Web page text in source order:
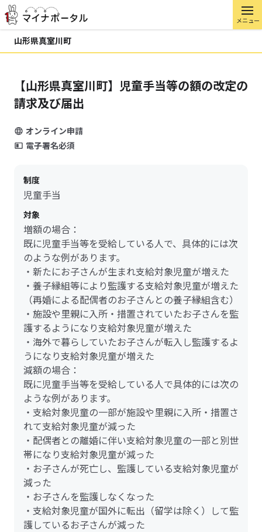
メニュー
山形県真室川町
【山形県真室川町】児童手当等の額の改定の
請求及び届出
オンライン申請
電子署名必須
制度
児童手当
対象
増額の場合：
既に児童手当等を受給している人で、具体的には次
のような例があります。
・新たにお子さんが生まれ支給対象児童が増えた
・養子縁組等により監護する支給対象児童が増えた
（再婚による配偶者のお子さんとの養子縁組含む）
・施設や里親に入所・措置されていたお子さんを監
護するようになり支給対象児童が増えた
・海外で暮らしていたお子さんが転入し監護するよ
うになり支給対象児童が増えた
減額の場合：
既に児童手当等を受給している人で具体的には次の
ような例があります。
・支給対象児童の一部が施設や里親に入所・措置さ
れて支給対象児童が減った
・配偶者との離婚に伴い支給対象児童の一部と別世
帯になり支給対象児童が減った
・お子さんが死亡し、監護している支給対象児童が
減った
・お子さんを監護しなくなった
・支給対象児童が国外に転出（留学は除く）して監
護しているお子さんが減った